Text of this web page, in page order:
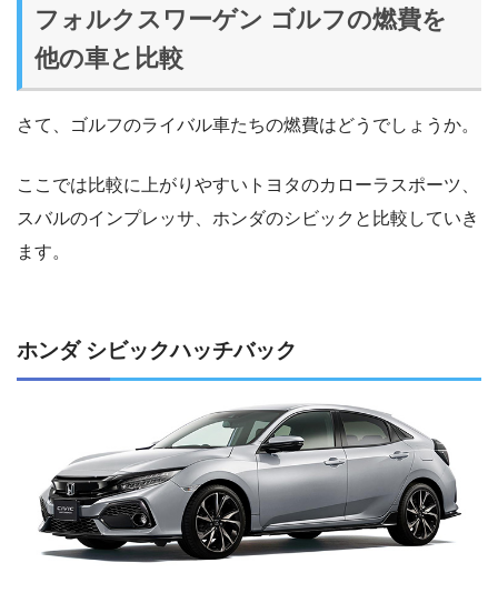
フォルクスワーゲン ゴルフの燃費を
他の車と比較
さて、ゴルフのライバル車たちの燃費はどうでしょうか。
ここでは比較に上がりやすいトヨタのカローラスポーツ、
スバルのインプレッサ、ホンダのシビックと比較していき
ます。
ホンダ シビックハッチバック